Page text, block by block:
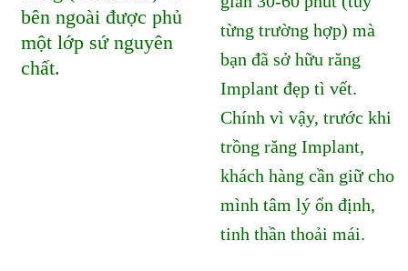
bên ngoài được phủ
một lớp sứ nguyên
chất.
từng trường hợp) mà
bạn đã sở hữu răng
Implant đẹp tì vết.
Chính vì vậy, trước khi
trồng răng Implant,
khách hàng cần giữ cho
mình tâm lý ổn định,
tinh thần thoải mái.